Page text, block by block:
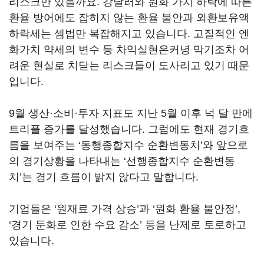
환율 방어에도 잡히지 않는 환율 불안과 외환보유액
하락세는 셈법만 복잡해지고 있습니다. 고질적인 엔
화가치 약세의 변수 등 차익실현은커녕 막기조차 어
려운 현실로 치닫는 리스크들이 도사리고 있기 때문
입니다.
9월 생산·소비·투자 지표도 지난 5월 이후 넉 달 만에
트리플 증가를 달성했습니다. 그럼에도 현재 경기흐
름을 보여주는 ‘동행종합지수 순환변동치’와 앞으로
의 경기상황을 나타내는 ‘선행종합지수 순환변동
치’는 경기 흐름이 밝지 않다고 말합니다.
기업들은 ‘원재료 가격 상승’과 ‘원화 환율 불안정’,
‘경기 둔화로 인한 수요 감소’ 등을 난제로 토로하고
있습니다.